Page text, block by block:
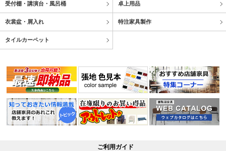
受付棚・講演台・風呂桶 卓上用品
衣裳盆・屑入れ 特注家具製作
タイルカーペット
ご利用ガイド